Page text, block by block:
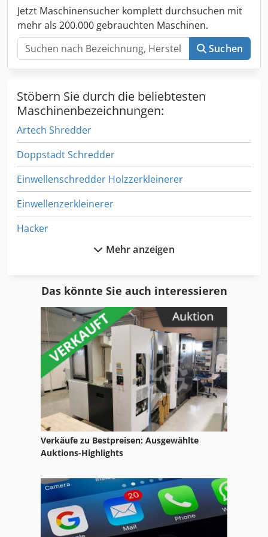
Jetzt Maschinensucher komplett durchsuchen mit
mehr als 200.000 gebrauchten Maschinen.
Suchen
Stöbern Sie durch die beliebtesten
Maschinenbezeichnungen:
Artech Shredder
Doppstadt Schredder
Einwellenschredder Holzzerkleinerer
Einwellenzerkleinerer
Hacker
Hacker Zerhacker Holzzerkleinerer
Hochleistungs Zerkleinerer
Holzschredder
Holzshredder
Holzzerkleinerer
Mewa Shredder
Plastik Schredder
Reinbold Hacker
Schredder
Mehr anzeigen
Das könnte Sie auch interessieren
Verkäufe zu Bestpreisen: Ausgewählte
Auktions-Highlights